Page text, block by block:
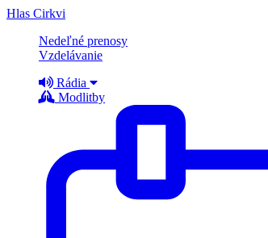
Hlas Cirkvi
Nedeľné prenosy
Vzdelávanie
Rádia
Modlitby